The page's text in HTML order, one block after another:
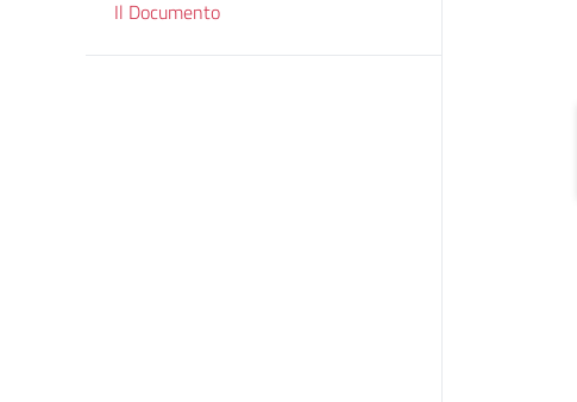
Il Documento